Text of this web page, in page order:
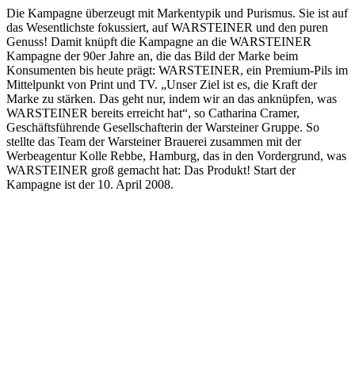
Die Kampagne überzeugt mit Markentypik und Purismus. Sie ist auf
das Wesentlichste fokussiert, auf WARSTEINER und den puren
Genuss! Damit knüpft die Kampagne an die WARSTEINER
Kampagne der 90er Jahre an, die das Bild der Marke beim
Konsumenten bis heute prägt: WARSTEINER, ein Premium-Pils im
Mittelpunkt von Print und TV. „Unser Ziel ist es, die Kraft der
Marke zu stärken. Das geht nur, indem wir an das anknüpfen, was
WARSTEINER bereits erreicht hat“, so Catharina Cramer,
Geschäftsführende Gesellschafterin der Warsteiner Gruppe. So
stellte das Team der Warsteiner Brauerei zusammen mit der
Werbeagentur Kolle Rebbe, Hamburg, das in den Vordergrund, was
WARSTEINER groß gemacht hat: Das Produkt! Start der
Kampagne ist der 10. April 2008.